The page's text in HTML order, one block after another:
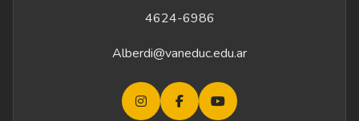
4624-6986
Alberdi@vaneduc.edu.ar